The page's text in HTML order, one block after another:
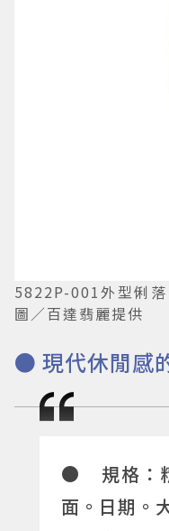
5822P-001外型俐落
圖／百達翡麗提供
● 現代休閒感
● 規格：
面。日期。